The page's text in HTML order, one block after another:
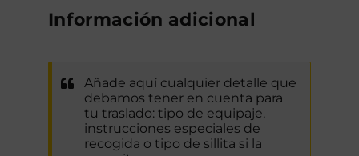
Información adicional